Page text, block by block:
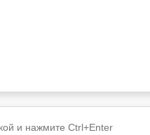
и нажмите Ctrl+Enter